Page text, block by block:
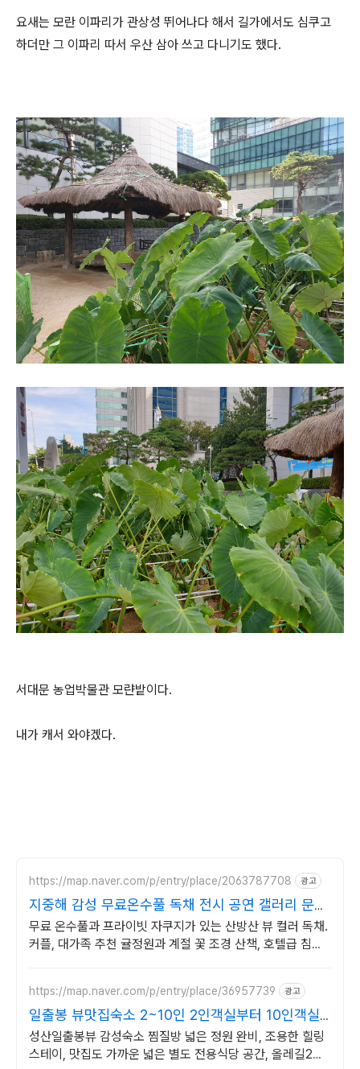
요새는 모란 이파리가 관상성 뛰어나다 해서 길가에서도 심쿠고
하더만 그 이파리 따서 우산 삼아 쓰고 다니기도 했다.
서대문 농업박물관 모랸밭이다.
내가 캐서 와야겠다.
https://map.naver.com/p/entry/place/2063787708 광고
지중해 감성 무료온수풀 독채 전시 공연 갤러리 문화
공간
무료 온수풀과 프라이빗 자쿠지가 있는 산방산 뷰 컬러 독채.
커플, 대가족 추천 귤정원과 계절 꽃 조경 산책, 호텔급 침구
https://map.naver.com/p/entry/place/36957739 광고
일출봉 뷰맛집숙소 2~10인 2인객실부터 10인객실
구성
성산일출봉뷰 감성숙소 찜질방 넓은 정원 완비, 조용한 힐링
스테이, 맛집도 가까운 넓은 별도 전용식당 공간, 올레길2코